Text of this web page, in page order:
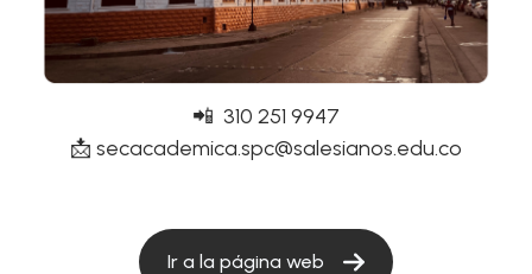
📲 310 251 9947
📩 secacademica.spc@salesianos.edu.co
Ir a la página web